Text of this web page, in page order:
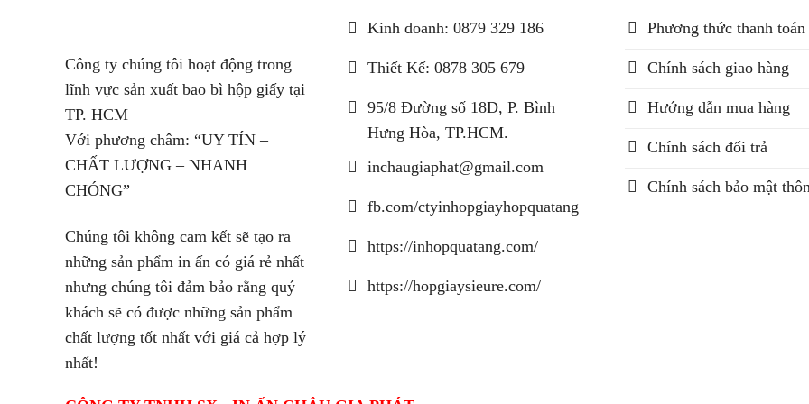
Công ty chúng tôi hoạt động trong
lĩnh vực sản xuất bao bì hộp giấy tại
TP. HCM
Với phương châm: “UY TÍN –
CHẤT LƯỢNG – NHANH
CHÓNG”
Chúng tôi không cam kết sẽ tạo ra
những sản phẩm in ấn có giá rẻ nhất
nhưng chúng tôi đảm bảo rằng quý
khách sẽ có được những sản phẩm
chất lượng tốt nhất với giá cả hợp lý
nhất!
Kinh doanh: 0879 329 186
Thiết Kế: 0878 305 679
95/8 Đường số 18D, P. Bình
Hưng Hòa, TP.HCM.
inchaugiaphat@gmail.com
fb.com/ctyinhopgiayhopquatang
https://inhopquatang.com/
https://hopgiaysieure.com/
Phương thức thanh toán
Chính sách giao hàng
Hướng dẫn mua hàng
Chính sách đổi trả
Chính sách bảo mật